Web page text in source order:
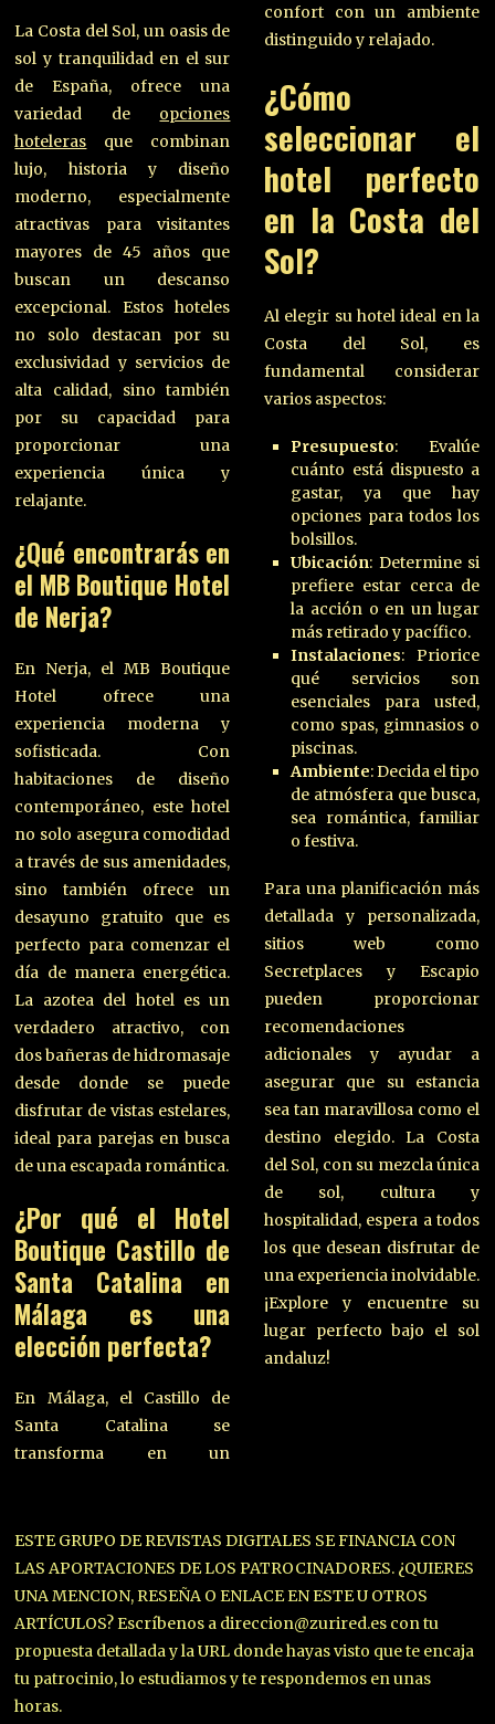
La Costa del Sol, un oasis de
sol y tranquilidad en el sur
de España, ofrece una
variedad de opciones
hoteleras que combinan
lujo, historia y diseño
moderno, especialmente
atractivas para visitantes
mayores de 45 años que
buscan un descanso
excepcional. Estos hoteles
no solo destacan por su
exclusividad y servicios de
alta calidad, sino también
por su capacidad para
proporcionar una
experiencia única y
relajante.
¿Qué encontrarás en
el MB Boutique Hotel
de Nerja?
En Nerja, el MB Boutique
Hotel ofrece una
experiencia moderna y
sofisticada. Con
habitaciones de diseño
contemporáneo, este hotel
no solo asegura comodidad
a través de sus amenidades,
sino también ofrece un
desayuno gratuito que es
perfecto para comenzar el
día de manera energética.
La azotea del hotel es un
verdadero atractivo, con
dos bañeras de hidromasaje
desde donde se puede
disfrutar de vistas estelares,
ideal para parejas en busca
de una escapada romántica.
¿Por qué el Hotel
Boutique Castillo de
Santa Catalina en
Málaga es una
elección perfecta?
En Málaga, el Castillo de
Santa Catalina se
transforma en un
confort con un ambiente
distinguido y relajado.
¿Cómo
seleccionar el
hotel perfecto
en la Costa del
Sol?
Al elegir su hotel ideal en la
Costa del Sol, es
fundamental considerar
varios aspectos:
Presupuesto: Evalúe
cuánto está dispuesto a
gastar, ya que hay
opciones para todos los
bolsillos.
Ubicación: Determine si
prefiere estar cerca de
la acción o en un lugar
más retirado y pacífico.
Instalaciones: Priorice
qué servicios son
esenciales para usted,
como spas, gimnasios o
piscinas.
Ambiente: Decida el tipo
de atmósfera que busca,
sea romántica, familiar
o festiva.
Para una planificación más
detallada y personalizada,
sitios web como
Secretplaces y Escapio
pueden proporcionar
recomendaciones
adicionales y ayudar a
asegurar que su estancia
sea tan maravillosa como el
destino elegido. La Costa
del Sol, con su mezcla única
de sol, cultura y
hospitalidad, espera a todos
los que desean disfrutar de
una experiencia inolvidable.
¡Explore y encuentre su
lugar perfecto bajo el sol
andaluz!
ESTE GRUPO DE REVISTAS DIGITALES SE FINANCIA CON
LAS APORTACIONES DE LOS PATROCINADORES. ¿QUIERES
UNA MENCION, RESEÑA O ENLACE EN ESTE U OTROS
ARTÍCULOS? Escríbenos a direccion@zurired.es con tu
propuesta detallada y la URL donde hayas visto que te encaja
tu patrocinio, lo estudiamos y te respondemos en unas
horas.